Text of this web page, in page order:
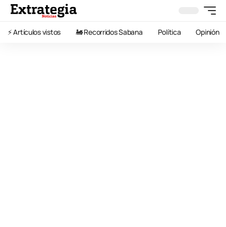
⚡️ Artículos vistos 🚂 Recorridos Sabana Política Opinión